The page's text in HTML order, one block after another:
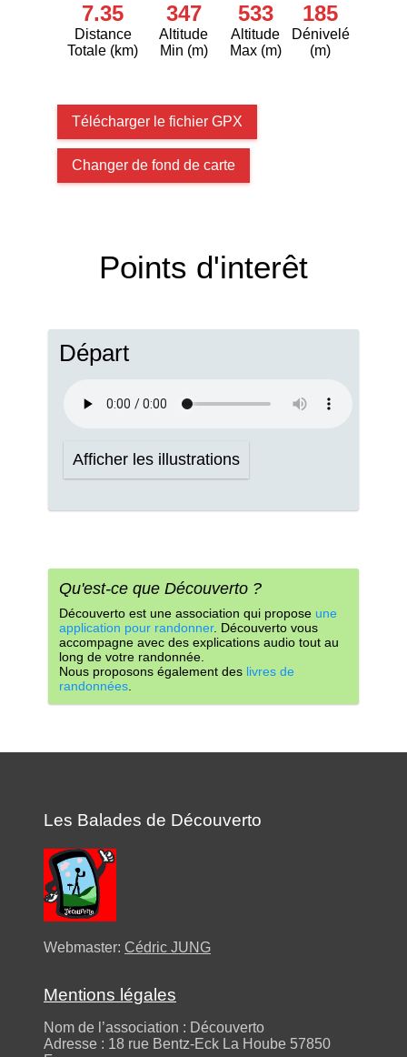
7.35
Distance
Totale (km)
347
Altitude
Min (m)
533
Altitude
Max (m)
185
Dénivelé
(m)
Télécharger le fichier GPX
Changer de fond de carte
Points d'interêt
Départ
Afficher les illustrations
Qu'est-ce que Découverto ?
Découverto est une association qui propose une
application pour randonner. Découverto vous
accompagne avec des explications audio tout au
long de votre randonnée.
Nous proposons également des livres de
randonnées
Les Balades de Découverto
Webmaster: Cédric JUNG
Mentions légales
Nom de l’association : Découverto
Adresse : 18 rue Bentz-Eck La Hoube 57850